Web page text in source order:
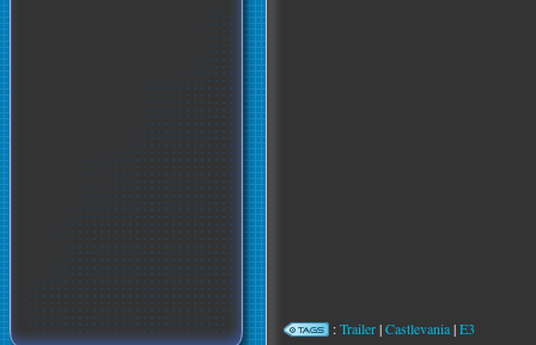
:Trailer|Castlevania|E3